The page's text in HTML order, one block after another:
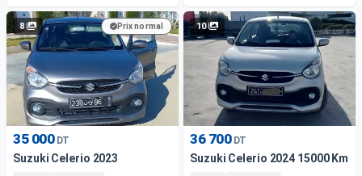
8 Prix normal
35 000 DT
Suzuki Celerio 2023
10
36 700 DT
Suzuki Celerio 2024 15000 Km